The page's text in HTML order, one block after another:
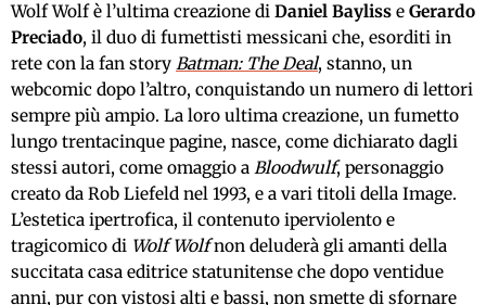
Wolf Wolf è l’ultima creazione di Daniel Bayliss e Gerardo
Preciado, il duo di fumettisti messicani che, esorditi in
rete con la fan story Batman: The Deal, stanno, un
webcomic dopo l’altro, conquistando un numero di lettori
sempre più ampio. La loro ultima creazione, un fumetto
lungo trentacinque pagine, nasce, come dichiarato dagli
stessi autori, come omaggio a Bloodwulf, personaggio
creato da Rob Liefeld nel 1993, e a vari titoli della Image.
L’estetica ipertrofica, il contenuto iperviolento e
tragicomico di Wolf Wolfnon deluderà gli amanti della
succitata casa editrice statunitense che dopo ventidue
anni, pur con vistosi alti e bassi, non smette di sfornare